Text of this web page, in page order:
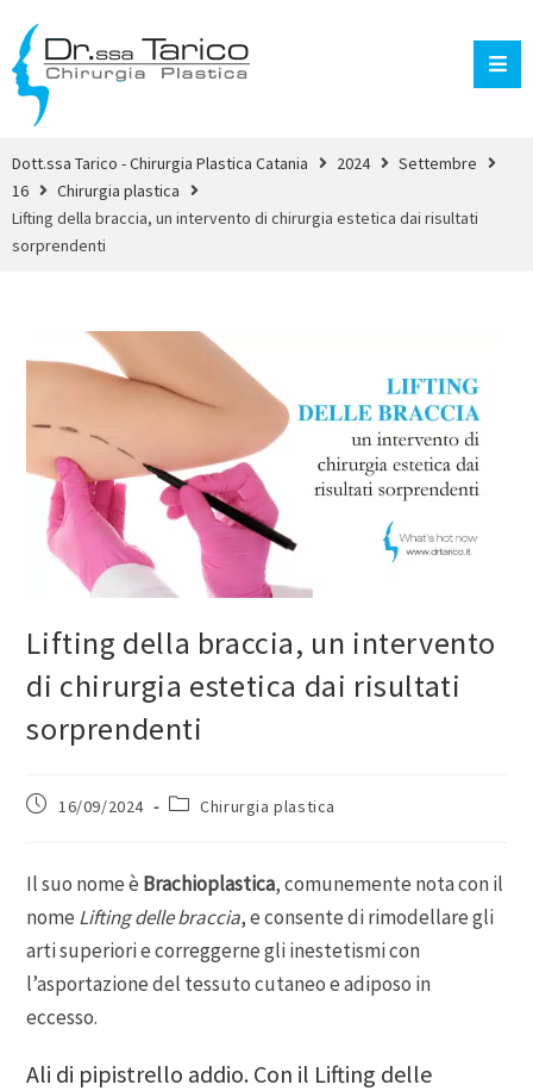
Dott.ssa Tarico - Chirurgia Plastica Catania 2024
Settembre
16
Chirurgia plastica
Lifting della braccia, un intervento di chirurgia estetica dai risultati
sorprendenti
Lifting della braccia, un intervento
di chirurgia estetica dai risultati
sorprendenti
16/09/2024 Chirurgia plastica
Il suo nome è Brachioplastica, comunemente nota con il
nome Lifting delle braccia, e consente di rimodellare gli
arti superiori e correggerne gli inestetismi con
l’asportazione del tessuto cutaneo e adiposo in
eccesso.
Ali di pipistrello addio. Con il Lifting delle